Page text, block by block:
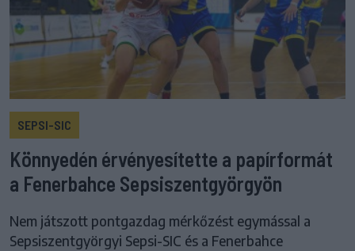
SEPSI-SIC
Könnyedén érvényesítette a papírformát
a Fenerbahce Sepsiszentgyörgyön
Nem játszott pontgazdag mérkőzést egymással a
Sepsiszentgyörgyi Sepsi-SIC és a Fenerbahce